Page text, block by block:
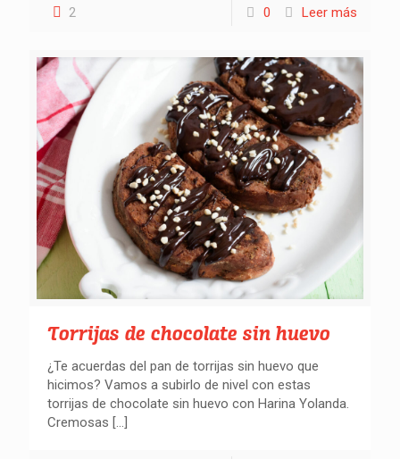
2 0 Leer más
Torrijas de chocolate sin huevo
¿Te acuerdas del pan de torrijas sin huevo que
hicimos? Vamos a subirlo de nivel con estas
torrijas de chocolate sin huevo con Harina Yolanda.
Cremosas […]